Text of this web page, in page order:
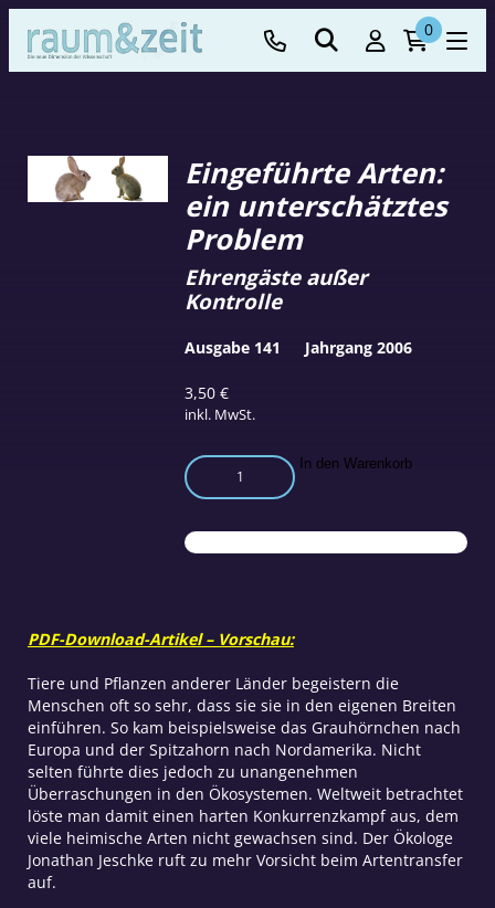
0
Eingeführte Arten:
ein unterschätztes
Problem
3,50€
inkl. MwSt.
Ehrengäste außer
Kontrolle
Eingeführte
Arten:
unterschätztes
Problem
In den Warenkorb
Ausgabe 141 Jahrgang 2006
PDF-Download-Artikel – Vorschau:
Tiere und Pflanzen anderer Länder begeistern die
Menschen oft so sehr, dass sie sie in den eigenen Breiten
einführen. So kam beispielsweise das Grauhörnchen nach
Europa und der Spitzahorn nach Nordamerika. Nicht
selten führte dies jedoch zu unangenehmen
Überraschungen in den Ökosystemen. Weltweit betrachtet
löste man damit einen harten Konkurrenzkampf aus, dem
viele heimische Arten nicht gewachsen sind. Der Ökologe
Jonathan Jeschke ruft zu mehr Vorsicht beim Artentransfer
auf.